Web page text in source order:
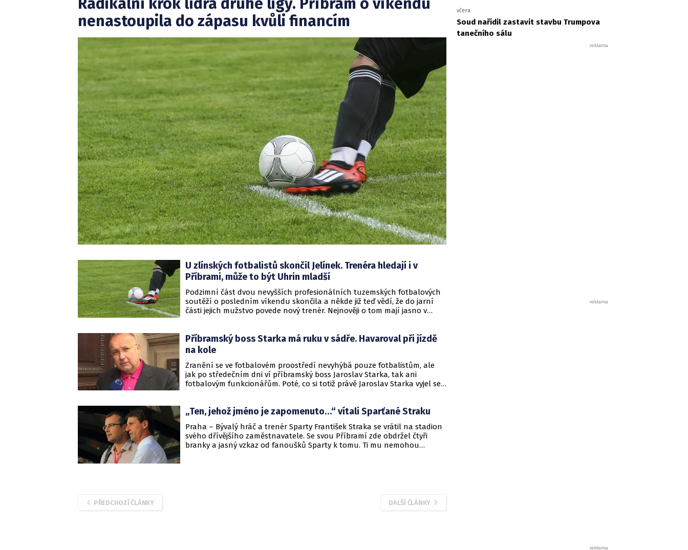
nenastoupila do zápasu kvůli financím
U zlínských fotbalistů skončil Jelínek. Trenéra hledají i v
Příbrami, může to být Uhrin mladší
Podzimní část dvou nevyšších profesionálních tuzemských fotbalových
soutěží o posledním víkendu skončila a někde již teď vědí, že do jarní
části jejich mužstvo povede nový trenér. Nejnověji o tom mají jasno v
Jelínek, jehož tak prozatímně nahrazují asistenti Vít Vrtělka s Petrem
Jiráčkem, kteří mužstvo povedou ve čtvrtečním pohárovém zápase.
Příbramský boss Starka má ruku v sádře. Havaroval při jízdě
na kole
Zranění se ve fotbalovém proostředí nevyhýbá pouze fotbalistům, ale
jak po středečním dni ví příbramský boss Jaroslav Starka, tak ani
fotbalovým funkcionářům. Poté, co si totiž právě Jaroslav Starka vyjel se
„Ten, jehož jméno je zapomenuto…“ vítali Sparťané Straku
Praha – Bývalý hráč a trenér Sparty František Straka se vrátil na stadion
svého dřívějšího zaměstnavatele. Se svou Příbramí zde obdržel čtyři
branky a jasný vzkaz od fanoušků Sparty k tomu. Ti mu nemohou
PŘEDCHOZÍ ČLÁNKY DALŠÍ ČLÁNKY
včera
Soud nařídil zastavit stavbu Trumpova
tanečního sálu